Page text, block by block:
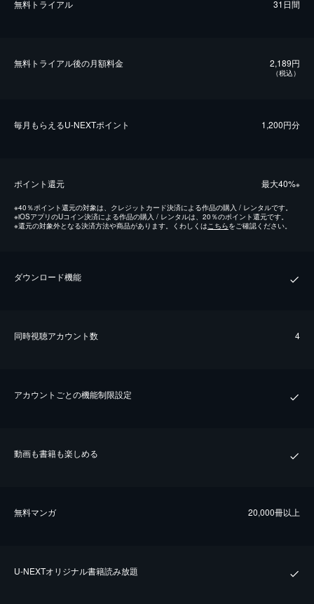
無料トライアル 31日間
無料トライアル後の⽉額料金 2,189円
（税込）
毎⽉もらえるU-NEXTポイント 1,200円分
ポイント還元 最⼤40%※
※40％ポイント還元の対象は、クレジットカード決済による作品の購入 / レンタルです。
※iOSアプリのUコイン決済による作品の購入 / レンタルは、20％のポイント還元です。
※還元の対象外となる決済方法や商品があります。くわしくは こちらをご確認ください。
ダウンロード機能
同時視聴アカウント数 4
アカウントごとの機能制限設定
動画も書籍も楽しめる
無料マンガ 20,000冊以上
U-NEXTオリジナル書籍読み放題